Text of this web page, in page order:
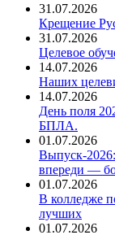
31.07.2026
Крещение
31.07.2026
Целевое
14.07.2026
Наших
14.07.2026
День поля
БПЛА.
01.07.2026
Выпуск-2026:
впереди —
01.07.2026
В колледже
лучших
01.07.2026